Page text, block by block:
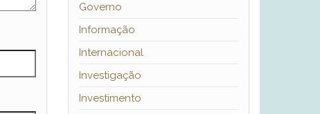
Governo
Informação
Internacional
Investigação
Investimento